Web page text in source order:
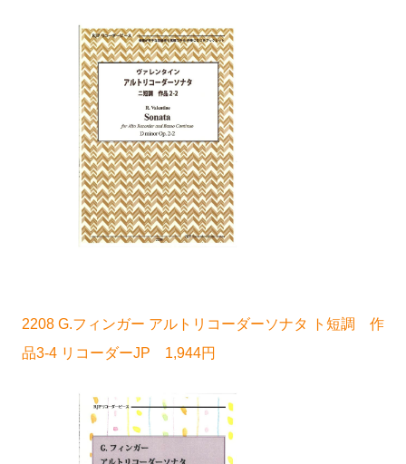
2208 G.フィンガー アルトリコーダーソナタ ト短調 作
品3-4 リコーダーJP 1,944円